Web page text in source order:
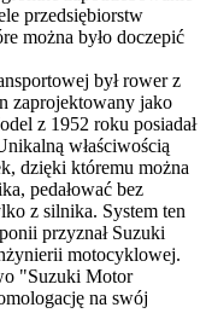
przedsiębiorstw
można było doczepić
był rower z
zaprojektowany jako
z 1952 roku posiadał
właściwością
dzięki któremu można
pedałować bez
z silnika. System ten
przyznał Suzuki
motocyklowej.
"Suzuki Motor
na swój